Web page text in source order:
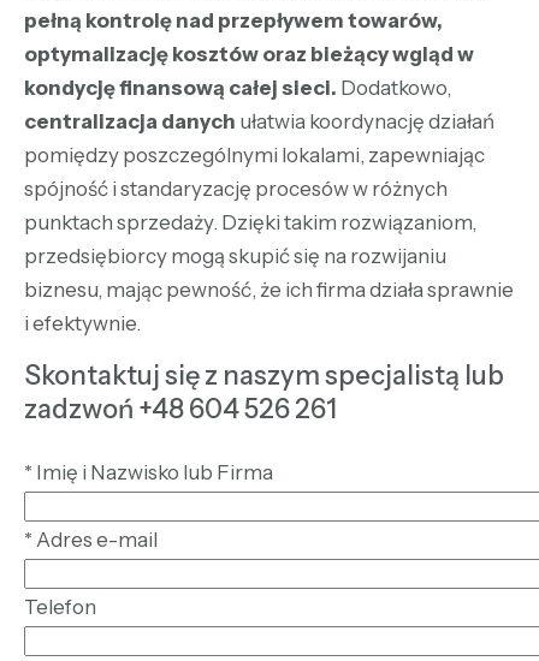
pełną kontrolę nad przepływem towarów,
optymalizację kosztów oraz bieżący wgląd w
kondycję finansową całej sieci. Dodatkowo,
centralizacja danych ułatwia koordynację działań
pomiędzy poszczególnymi lokalami, zapewniając
spójność i standaryzację procesów w różnych
punktach sprzedaży. Dzięki takim rozwiązaniom,
przedsiębiorcy mogą skupić się na rozwijaniu
biznesu, mając pewność, że ich firma działa sprawnie
i efektywnie.
Skontaktuj się z naszym specjalistą lub
zadzwoń +48 604 526 261
* Imię i Nazwisko lub Firma
* Adres e-mail
Telefon